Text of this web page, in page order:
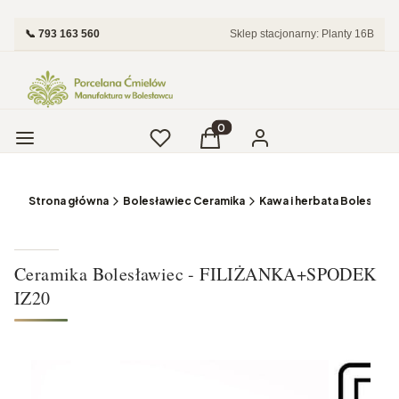
📞 793 163 560 Sklep stacjonarny: Planty 16B
Menu UlubioneProdukty w koszyku: 0.
Koszyk Zaloguj się
Strona główna Bolesławiec Ceramika Kawa i herbata
Ceramika Bolesławiec - FILIŻANKA+SPODEK
IZ20